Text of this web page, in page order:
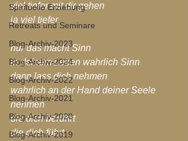
Spirituelle Erziehung
Retreats und Seminare
Blog-Archiv-2023
Blog-Archiv-2024
Blog-Archiv-2022
Blog-Archiv-2021
Blog-Archiv-2020
Blog-Archiv-2019
viel tiefer mit dir gehen
ja viel tiefer
nur das macht Sinn
in deinem Leben wahrlich Sinn
dann lass dich nehmen
wahrlich an der Hand deiner Seele
nehmen
die dich berührt
die dich führt